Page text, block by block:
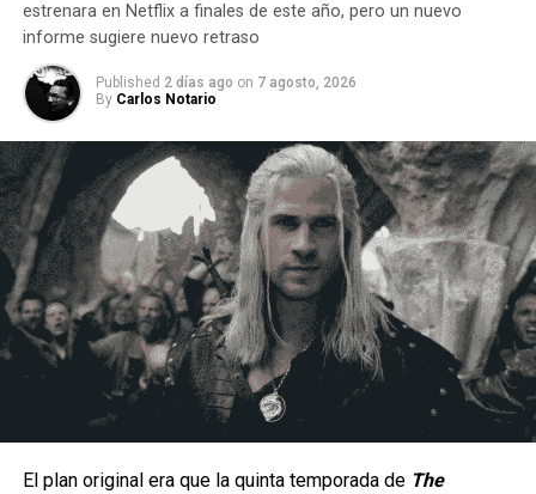
Un estilo arriesgado y difícil de dominar.
Al ser una peleadora cuyo estilo de juego se enfoca en la
constante presión a corta distancia, la hace un personaje
con una jugabilidad muy arriesgada ya que por lo mismo no
hay margen para errores, puesto que una combo fallido
significa una ventana muy corta para recuperarse antes de
estrenara en Netflix a finales de este año, pero un nuevo
informe sugiere nuevo retraso
Published 2 días ago on 7 agosto, 2026
By Carlos Notario
El plan original era que la quinta temporada de The